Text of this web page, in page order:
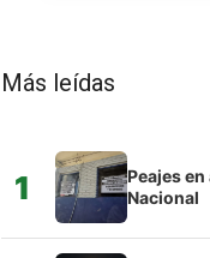
Más leídas
1
Peajes
Nacional